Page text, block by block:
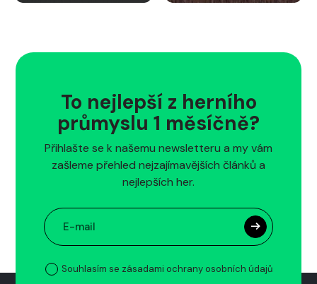
To nejlepší z herního
průmyslu 1 měsíčně?
Přihlašte se k našemu newsletteru a my vám
zašleme přehled nejzajímavějších článků a
nejlepších her.
Souhlasím se zásadami ochrany osobních údajů